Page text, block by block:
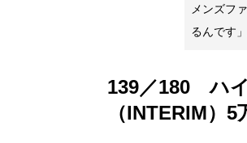
メンズフ
るんです
139／180 ハ
（INTERIM）5